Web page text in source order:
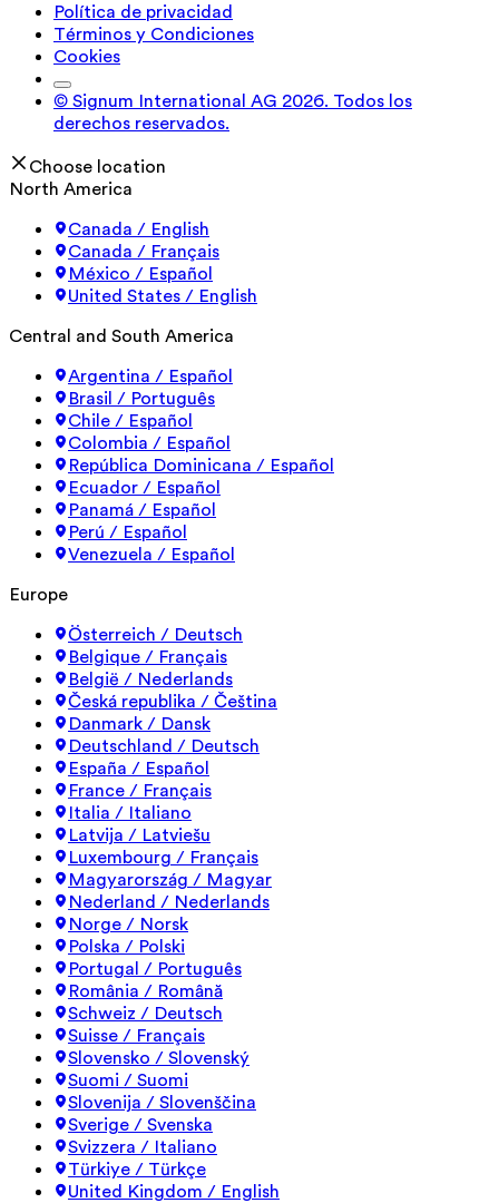
Política de privacidad
Términos y Condiciones
Cookies
© Signum International AG 2026. Todos los
derechos reservados.
Choose location
North America
Canada / English
Canada / Français
México / Español
United States / English
Central and South America
Argentina / Español
Brasil / Português
Chile / Español
Colombia / Español
República Dominicana / Español
Ecuador / Español
Panamá / Español
Perú / Español
Venezuela / Español
Europe
Österreich / Deutsch
Belgique / Français
België / Nederlands
Česká republika / Čeština
Danmark / Dansk
Deutschland / Deutsch
España / Español
France / Français
Italia / Italiano
Latvija / Latviešu
Luxembourg / Français
Magyarország / Magyar
Nederland / Nederlands
Norge / Norsk
Polska / Polski
Portugal / Português
România / Română
Schweiz / Deutsch
Suisse / Français
Slovensko / Slovenský
Suomi / Suomi
Slovenija / Slovenščina
Sverige / Svenska
Svizzera / Italiano
Türkiye / Türkçe
United Kingdom / English